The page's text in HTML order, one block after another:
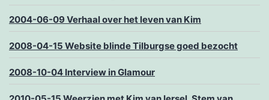
2004-06-09 Verhaal over het leven van Kim
2008-04-15 Website blinde Tilburgse goed bezocht
2008-10-04 Interview in Glamour